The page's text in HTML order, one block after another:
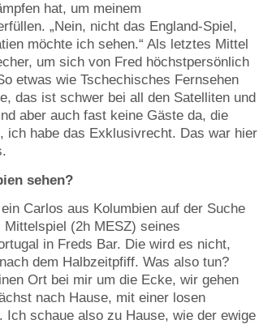
hat, um meinem
„Nein, nicht das England-Spiel,
möchte ich sehen.“ Als letztes Mittel
um sich von Fred höchstpersönlich
etwas wie Tschechisches Fernsehen
das ist schwer bei all den Satelliten und
aber auch fast keine Gäste da, die
ich habe das Exklusivrecht. Das war hier
sehen?
Carlos aus Kolumbien auf der Suche
(2h MESZ) seines
in Freds Bar. Die wird es nicht,
dem Halbzeitpfiff. Was also tun?
Ort bei mir um die Ecke, wir gehen
nach Hause, mit einer losen
Ich schaue also zu Hause, wie der ewige